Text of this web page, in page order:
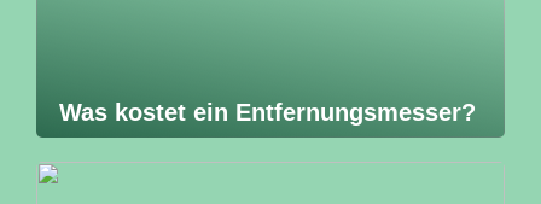
Was kostet ein Entfernungsmesser?